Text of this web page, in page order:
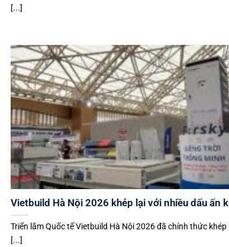
[...]
Vietbuild Hà Nội 2026 khép lại với nhiều dấu ấn
Triển lãm Quốc tế Vietbuild Hà Nội 2026 đã chính thức khép
[...]